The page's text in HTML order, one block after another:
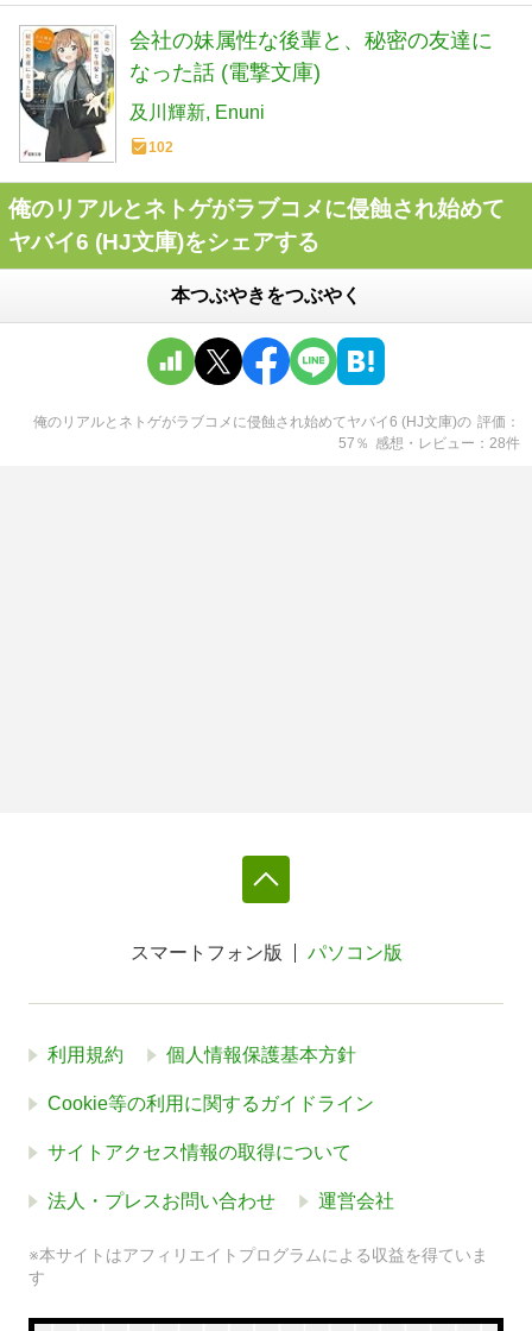
会社の妹属性な後輩と、秘密の友達に
なった話 (電撃文庫)
及川輝新 Enuni
102
俺のリアルとネトゲがラブコメに侵蝕され始めて
ヤバイ6 (HJ文庫)をシェアする
本つぶやきをつぶやく
俺のリアルとネトゲがラブコメに侵蝕され始めてヤバイ6 (HJ文庫)の 評価
57 ％ 感想・レビュー 28件
スマートフォン版 パソコン版
利用規約 個人情報保護基本方針
Cookie等の利用に関するガイドライン
サイトアクセス情報の取得について
法人・プレスお問い合わせ 運営会社
※本サイトはアフィリエイトプログラムによる収益を得ていま
す